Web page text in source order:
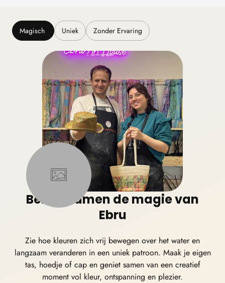
Magisch Uniek Zonder Ervaring
Beleef samen de magie van
Ebru
Zie hoe kleuren zich vrij bewegen over het water en
langzaam veranderen in een uniek patroon. Maak je eigen
tas, hoedje of cap en geniet samen van een creatief
moment vol kleur, ontspanning en plezier.